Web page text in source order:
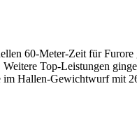
60-Meter-Zeit für Furore
Top-Leistungen
Hallen-Gewichtwurf mit